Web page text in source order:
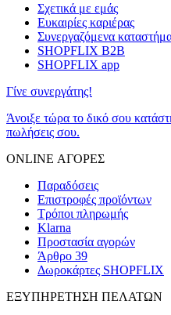
Σχετικά με εμάς
Ευκαιρίες καριέρας
Συνεργαζόμενα
SHOPFLIX B2B
SHOPFLIX app
Γίνε συνεργάτης!
Άνοιξε τώρα το δικό σου
πωλήσεις σου.
ONLINE ΑΓΟΡΕΣ
Παραδόσεις
Επιστροφές προϊόντων
Τρόποι πληρωμής
Klarna
Προστασία αγορών
Άρθρο 39
Δωροκάρτες SHOPFLIX
ΕΞΥΠΗΡΕΤΗΣΗ ΠΕΛΑΤΩΝ